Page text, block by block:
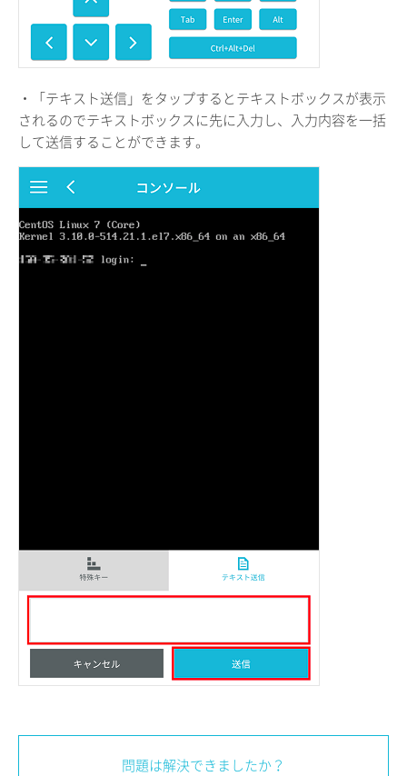
・「テキスト送信」をタップするとテキストボックスが表示
されるのでテキストボックスに先に入力し、入力内容を一括
して送信することができます。
問題は解決できましたか？